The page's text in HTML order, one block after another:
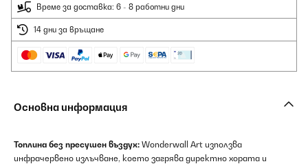
Време за доставка: 6 - 8 работни дни
14 дни за връщане
Основна информация
Топлина без пресушен въздух: Wonderwall Art използва
инфрачервено излъчване, което загрява директно хората и